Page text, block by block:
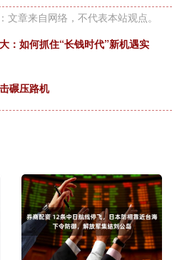
文章来自网络，不代表本站观点。
：如何抓住“长钱时代”新机遇实
碾压路机